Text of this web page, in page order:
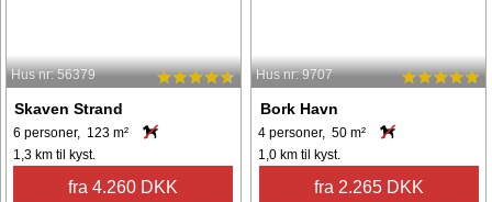
Hus nr: 56379
Skaven Strand
6 personer, 123 m²
1,3 km til kyst.
fra 4.260 DKK
Hus nr: 9707
Bork Havn
4 personer, 50 m²
1,0 km til kyst.
fra 2.265 DKK